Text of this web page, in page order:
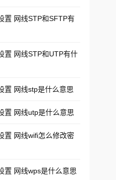
置 网线STP和SFTP有
置 网线STP和UTP有什
置 网线stp是什么意思
置 网线utp是什么意思
置 网线wifi怎么修改密
置 网线wps是什么意思